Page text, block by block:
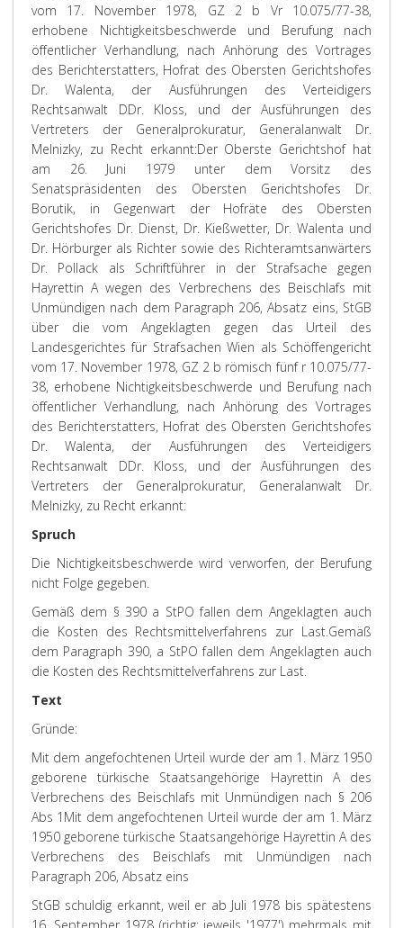
vom 17. November 1978, GZ 2 b Vr 10.075/77-38,
erhobene Nichtigkeitsbeschwerde und Berufung nach
öffentlicher Verhandlung, nach Anhörung des Vortrages
des Berichterstatters, Hofrat des Obersten Gerichtshofes
Dr. Walenta, der Ausführungen des Verteidigers
Rechtsanwalt DDr. Kloss, und der Ausführungen des
Vertreters der Generalprokuratur, Generalanwalt Dr.
Melnizky, zu Recht erkannt:Der Oberste Gerichtshof hat
am 26. Juni 1979 unter dem Vorsitz des
Senatspräsidenten des Obersten Gerichtshofes Dr.
Borutik, in Gegenwart der Hofräte des Obersten
Gerichtshofes Dr. Dienst, Dr. Kießwetter, Dr. Walenta und
Dr. Hörburger als Richter sowie des Richteramtsanwärters
Dr. Pollack als Schriftführer in der Strafsache gegen
Hayrettin A wegen des Verbrechens des Beischlafs mit
Unmündigen nach dem Paragraph 206, Absatz eins, StGB
über die vom Angeklagten gegen das Urteil des
Landesgerichtes für Strafsachen Wien als Schöffengericht
vom 17. November 1978, GZ 2 b römisch fünf r 10.075/77-
38, erhobene Nichtigkeitsbeschwerde und Berufung nach
öffentlicher Verhandlung, nach Anhörung des Vortrages
des Berichterstatters, Hofrat des Obersten Gerichtshofes
Dr. Walenta, der Ausführungen des Verteidigers
Rechtsanwalt DDr. Kloss, und der Ausführungen des
Vertreters der Generalprokuratur, Generalanwalt Dr.
Melnizky, zu Recht erkannt:
Spruch
Die Nichtigkeitsbeschwerde wird verworfen, der Berufung
nicht Folge gegeben.
Gemäß dem § 390 a StPO fallen dem Angeklagten auch
die Kosten des Rechtsmittelverfahrens zur Last.Gemäß
dem Paragraph 390, a StPO fallen dem Angeklagten auch
die Kosten des Rechtsmittelverfahrens zur Last.
Text
Gründe:
Mit dem angefochtenen Urteil wurde der am 1. März 1950
geborene türkische Staatsangehörige Hayrettin A des
Verbrechens des Beischlafs mit Unmündigen nach § 206
Abs 1 Mit dem angefochtenen Urteil wurde der am 1. März
1950 geborene türkische Staatsangehörige Hayrettin A des
Verbrechens des Beischlafs mit Unmündigen nach
Paragraph 206, Absatz eins
StGB schuldig erkannt, weil er ab Juli 1978 bis spätestens